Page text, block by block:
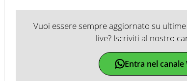
Vuoi essere sempre aggiornato su
live? Iscriviti al nostro
Entra nel